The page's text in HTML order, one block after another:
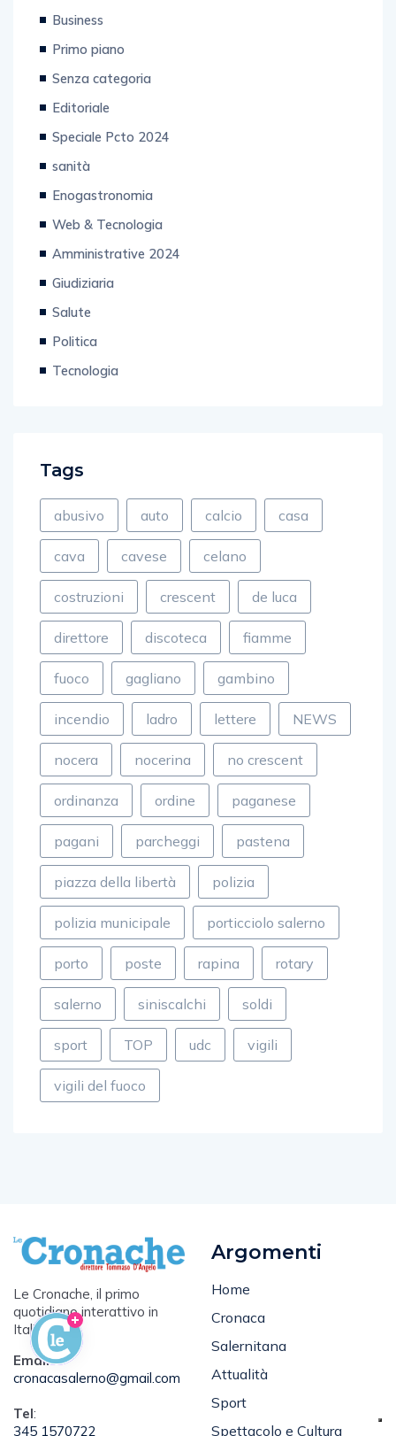
Business
Primo piano
Senza categoria
Editoriale
Speciale Pcto 2024
sanità
Enogastronomia
Web & Tecnologia
Amministrative 2024
Giudiziaria
Salute
Politica
Tecnologia
Tags
abusivo auto calcio casa
cava cavese celano
costruzioni crescent de luca
direttore discoteca fiamme
fuoco gagliano gambino
incendio ladro lettere NEWS
nocera nocerina no crescent
ordinanza ordine paganese
pagani parcheggi pastena
piazza della libertà polizia
polizia municipale porticciolo salerno
porto poste rapina rotary
salerno siniscalchi soldi
sport TOP udc vigili
vigili del fuoco
Le Cronache, il primo
quotidiano interattivo in
Italia.
Email:
cronacasalerno@gmail.com
Tel:
345 1570722
Argomenti
Home
Cronaca
Salernitana
Attualità
Sport
Spettacolo e Cultura